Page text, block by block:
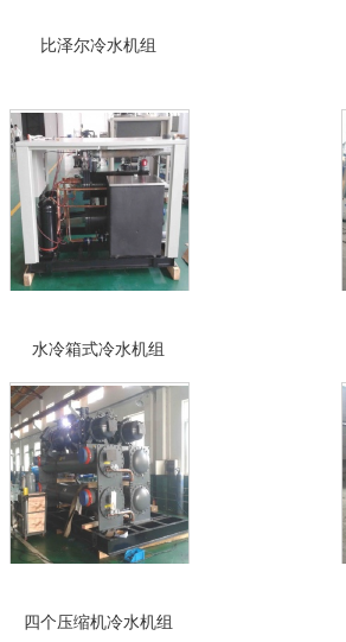
比泽尔冷水机组
水冷箱式冷水机组
四个压缩机冷水机组